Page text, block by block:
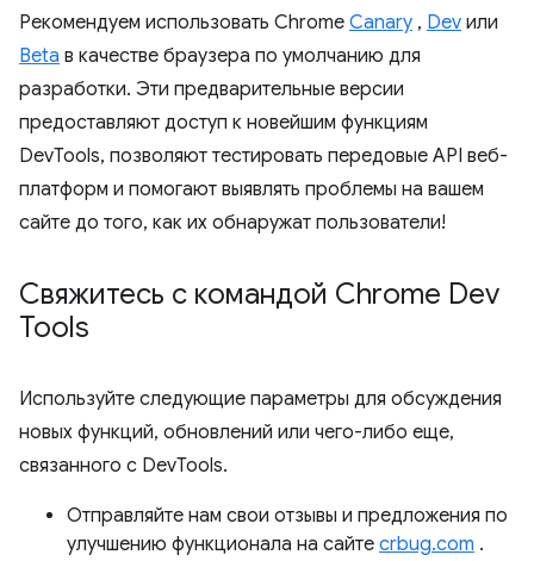
Рекомендуем использовать Chrome Canary , Dev или
Beta в качестве браузера по умолчанию для
разработки. Эти предварительные версии
предоставляют доступ к новейшим функциям
DevTools, позволяют тестировать передовые API веб-
платформ и помогают выявлять проблемы на вашем
сайте до того, как их обнаружат пользователи!
Свяжитесь с командой Chrome Dev
Tools
Используйте следующие параметры для обсуждения
новых функций, обновлений или чего-либо еще,
связанного с DevTools.
Отправляйте нам свои отзывы и предложения по
улучшению функционала на сайте crbug.com .